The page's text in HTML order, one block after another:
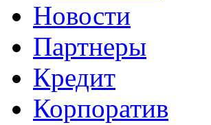
Новости
Партнеры
Кредит
Корпоратив